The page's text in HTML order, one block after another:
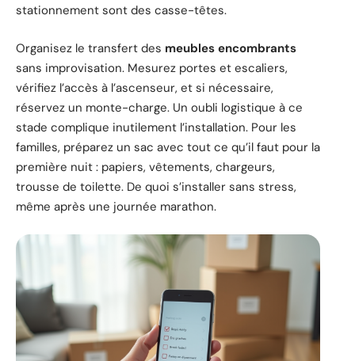
stationnement sont des casse-têtes.
Organisez le transfert des meubles encombrants
sans improvisation. Mesurez portes et escaliers,
vérifiez l’accès à l’ascenseur, et si nécessaire,
réservez un monte-charge. Un oubli logistique à ce
stade complique inutilement l’installation. Pour les
familles, préparez un sac avec tout ce qu’il faut pour la
première nuit : papiers, vêtements, chargeurs,
trousse de toilette. De quoi s’installer sans stress,
même après une journée marathon.